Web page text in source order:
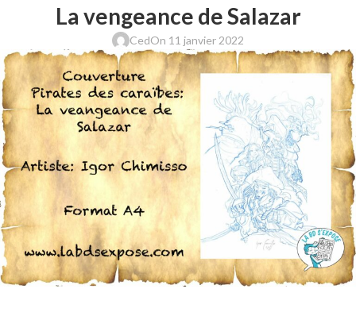
La vengeance de Salazar
CedOn 11 janvier 2022